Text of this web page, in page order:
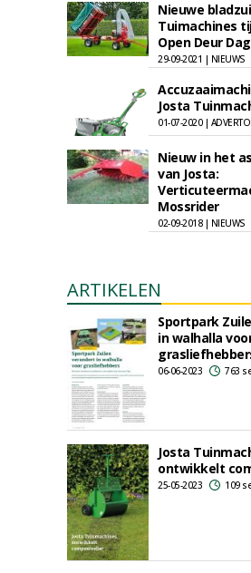
Nieuwe
Tuimachines
Open Deur
29-09-2021 | NIEUWS
Josta
01-07-2020 |
Nieuw in het
van Josta:
Mossrider
02-09-2018 | NIEUWS
ARTIKELEN
Sportpark
in walhalla
06-06-2023 763
Josta
ontwikkelt
25-05-2023 109